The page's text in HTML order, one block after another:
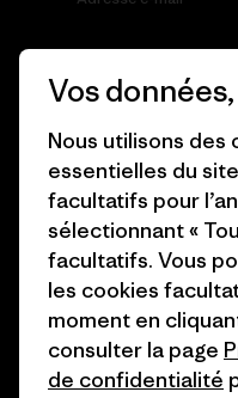
utilise mon adresse e-
concernant les
et autres,
S’inscrire
Vos
Nous utilisons
essentielles du
facultatifs pour
sélectionnant «
facultatifs. Vous
les cookies
moment en
consulter la page
de confidentialité